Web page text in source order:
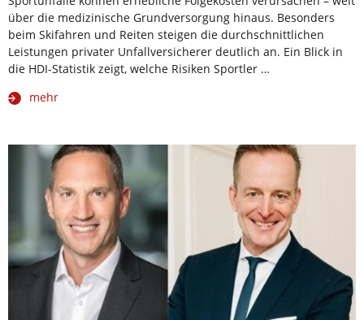
über die medizinische Grundversorgung hinaus. Besonders
beim Skifahren und Reiten steigen die durchschnittlichen
Leistungen privater Unfallversicherer deutlich an. Ein Blick in
die HDI-Statistik zeigt, welche Risiken Sportler …
mehr